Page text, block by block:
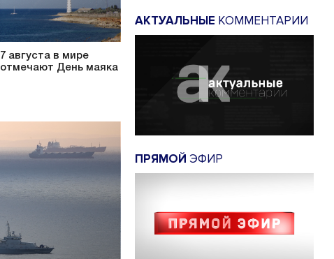
7 августа в мире
отмечают День маяка
АКТУАЛЬНЫЕ КОММЕНТАРИИ
ПРЯМОЙ ЭФИР